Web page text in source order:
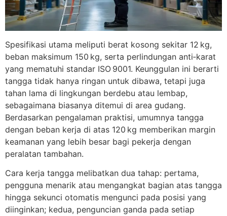
Spesifikasi utama meliputi berat kosong sekitar 12 kg,
beban maksimum 150 kg, serta perlindungan anti‑karat
yang mematuhi standar ISO 9001. Keunggulan ini berarti
tangga tidak hanya ringan untuk dibawa, tetapi juga
tahan lama di lingkungan berdebu atau lembap,
sebagaimana biasanya ditemui di area gudang.
Berdasarkan pengalaman praktisi, umumnya tangga
dengan beban kerja di atas 120 kg memberikan margin
keamanan yang lebih besar bagi pekerja dengan
peralatan tambahan.
Cara kerja tangga melibatkan dua tahap: pertama,
pengguna menarik atau mengangkat bagian atas tangga
hingga sekunci otomatis mengunci pada posisi yang
diinginkan; kedua, penguncian ganda pada setiap